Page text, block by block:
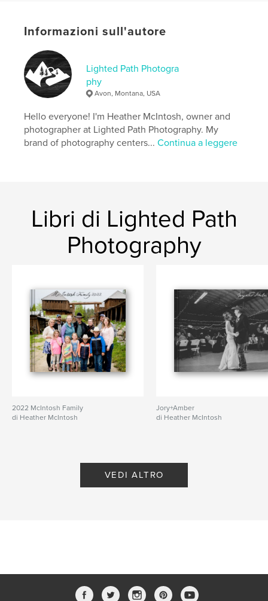
Montana , engagement , wedding
Informazioni sull'autore
Lighted Path Photogra
phy
Avon, Montana, USA
Hello everyone! I'm Heather McIntosh, owner and
photographer at Lighted Path Photography. My
brand of photography centers...Continua a leggere
Libri di Lighted Path
Photography
2022 McIntosh Family
di Heather McIntosh
Jory+Amber
di Heather McIntosh
VEDI ALTRO